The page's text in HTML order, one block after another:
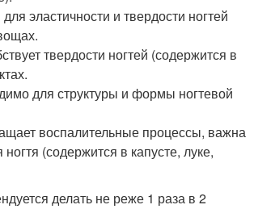
эластичности и твердости ногтей
твердости ногтей (содержится в
для структуры и формы ногтевой
воспалительные процессы, важна
(содержится в капусте, луке,
делать не реже 1 раза в 2